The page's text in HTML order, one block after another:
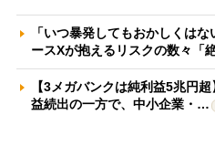
「いつ暴発してもおかしくは
ースXが抱えるリスクの数々「
【3メガバンクは純利益5兆円
益続出の一方で、中小企業・…